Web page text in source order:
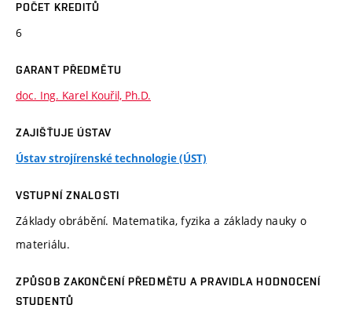
POČET KREDITŮ
6
GARANT PŘEDMĚTU
doc. Ing. Karel Kouřil, Ph.D.
ZAJIŠŤUJE ÚSTAV
Ústav strojírenské technologie (ÚST)
VSTUPNÍ ZNALOSTI
Základy obrábění. Matematika, fyzika a základy nauky o
materiálu.
ZPŮSOB ZAKONČENÍ PŘEDMĚTU A PRAVIDLA HODNOCENÍ
STUDENTŮ